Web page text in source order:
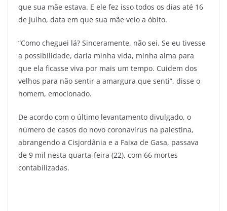
que sua mãe estava. E ele fez isso todos os dias até 16
de julho, data em que sua mãe veio a óbito.
“Como cheguei lá? Sinceramente, não sei. Se eu tivesse
a possibilidade, daria minha vida, minha alma para
que ela ficasse viva por mais um tempo. Cuidem dos
velhos para não sentir a amargura que senti”, disse o
homem, emocionado.
De acordo com o último levantamento divulgado, o
número de casos do novo coronavírus na palestina,
abrangendo a Cisjordânia e a Faixa de Gasa, passava
de 9 mil nesta quarta-feira (22), com 66 mortes
contabilizadas.